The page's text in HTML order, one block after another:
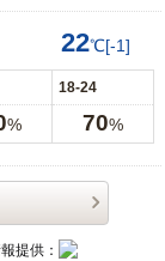
22℃[-1]
18-24
% 70%
提供：